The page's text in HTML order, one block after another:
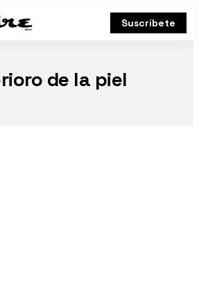
Suscríbete
de la piel